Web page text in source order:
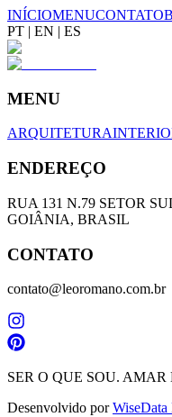
INÍCIOMENUCONTATO
PT | EN | ES
MENU
ARQUITETURA
ENDEREÇO
RUA 131 N.79 SETOR
GOIÂNIA, BRASIL
CONTATO
contato@leoromano.com.br
SER O QUE SOU.
Desenvolvido por